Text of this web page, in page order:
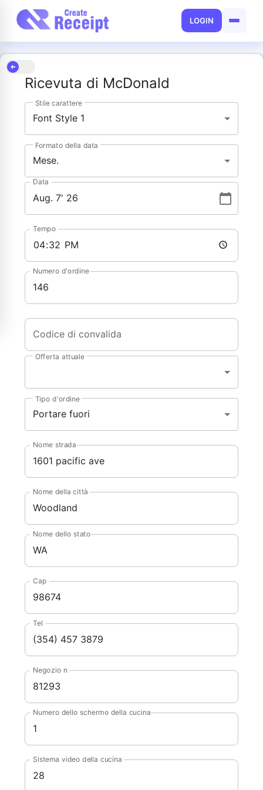
LOGIN
Ricevuta di McDonald
Stile carattere
Font Style 1
Formato della data
Mese.
Data
Tempo
Numero d'ordine
Codice di convalida
Offerta attuale
Tipo d'ordine
Portare fuori
Nome strada
Nome della città
Nome dello stato
Cap
Tel
Negozio n
Numero dello schermo della cucina
Sistema video della cucina